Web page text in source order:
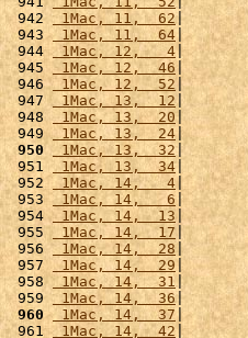
942 1Mac, 11,  62
943 1Mac, 11,  64
944 1Mac, 12,   4
945 1Mac, 12,  46
946 1Mac, 12,  52
947
1Mac, 13,  12
948
1Mac, 13,  20|
949 1Mac, 13,  24 |
950
1Mac, 13,  32
951 1Mac, 13,  34|
952 1Mac, 14,   4 |
953 1Mac, 14,   6
954 1Mac, 14,  13
955
1Mac, 14,  17
956 1Mac, 14,  28
957
1Mac, 14,  29
958 1Mac, 14,  31
959 1Mac, 14,  36
960 1Mac, 14,  37
961
1Mac, 14,  42 |